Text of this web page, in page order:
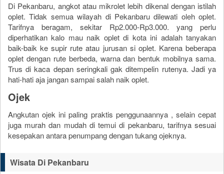
Di Pekanbaru, angkot atau mikrolet lebih dikenal dengan istilah
oplet. Tidak semua wilayah di Pekanbaru dilewati oleh oplet.
Tarifnya beragam, sekitar Rp2.000-Rp3.000. yang perlu
diperhatikan kalo mau naik oplet di kota ini adalah tanyakan
baik-baik ke supir rute atau jurusan si oplet. Karena beberapa
oplet dengan rute berbeda, warna dan bentuk mobilnya sama.
Trus di kaca depan seringkali gak ditempelin rutenya. Jadi ya
hati-hati aja jangan sampai salah naik oplet.
Ojek
Angkutan ojek ini paling praktis penggunaannya , selain cepat
juga murah dan mudah di temui di pekanbaru, tarifnya sesuai
kesepakan antara penumpang dengan tukang ojeknya.
Wisata Di Pekanbaru